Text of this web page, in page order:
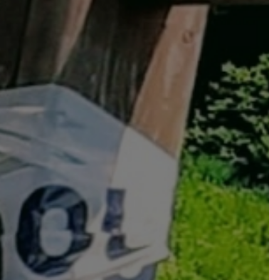
よくあるご質問
個人情報保護方針 特定商取引に関する表示